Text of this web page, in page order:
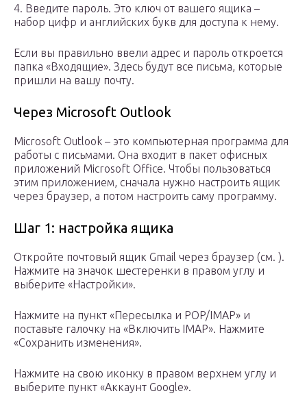
4. Введите пароль. Это ключ от вашего ящика –
набор цифр и английских букв для доступа к нему.
Если вы правильно ввели адрес и пароль откроется
папка «Входящие». Здесь будут все письма, которые
пришли на вашу почту.
Через Microsoft Outlook
Microsoft Outlook – это компьютерная программа для
работы с письмами. Она входит в пакет офисных
приложений Microsoft Office. Чтобы пользоваться
этим приложением, сначала нужно настроить ящик
через браузер, а потом настроить саму программу.
Шаг 1: настройка ящика
Откройте почтовый ящик Gmail через браузер (см. ).
Нажмите на значок шестеренки в правом углу и
выберите «Настройки».
Нажмите на пункт «Пересылка и POP/IMAP» и
поставьте галочку на «Включить IMAP». Нажмите
«Сохранить изменения».
Нажмите на свою иконку в правом верхнем углу и
выберите пункт «Аккаунт Google».